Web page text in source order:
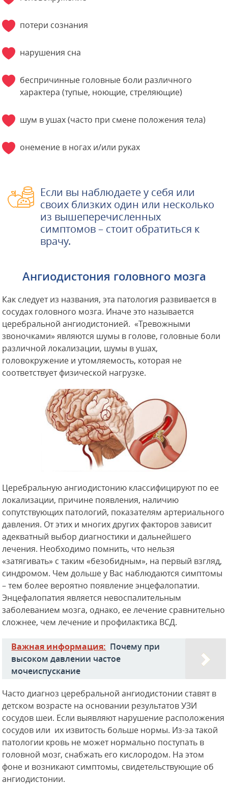
потери сознания
нарушения сна
беспричинные головные боли различного
характера (тупые, ноющие, стреляющие)
шум в ушах (часто при смене положения тела)
онемение в ногах и/или руках
Если вы наблюдаете у себя или
своих близких один или несколько
из вышеперечисленных
симптомов – стоит обратиться к
врачу.
Ангиодистония головного мозга
Как следует из названия, эта патология развивается в
сосудах головного мозга. Иначе это называется
церебральной ангиодистонией. «Тревожными
звоночками» являются шумы в голове, головные боли
различной локализации, шумы в ушах,
головокружение и утомляемость, которая не
соответствует физической нагрузке.
Церебральную ангиодистонию классифицируют по ее
локализации, причине появления, наличию
сопутствующих патологий, показателям артериального
давления. От этих и многих других факторов зависит
адекватный выбор диагностики и дальнейшего
лечения. Необходимо помнить, что нельзя
«затягивать» с таким «безобидным», на первый взгляд,
синдромом. Чем дольше у Вас наблюдаются симптомы
– тем более вероятно появление энцефалопатии.
Энцефалопатия является невоспалительным
заболеванием мозга, однако, ее лечение сравнительно
сложнее, чем лечение и профилактика ВСД.
Важная информация: Почему при
высоком давлении частое
мочеиспускание
Часто диагноз церебральной ангиодистонии ставят в
детском возрасте на основании результатов УЗИ
сосудов шеи. Если выявляют нарушение расположения
сосудов или их извитость больше нормы. Из-за такой
патологии кровь не может нормально поступать в
головной мозг, снабжать его кислородом. На этом
фоне и возникают симптомы, свидетельствующие об
ангиодистонии.